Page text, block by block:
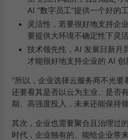
AI “数字员工”提供一个好的
灵活性，若要很好地支持企
要提供大环境不确定性下灵
技术领先性，AI 发展日新月
才能很好地支持企业的 AI 创
“所以，企业选择云服务商不光要
还要看其是否以云为主业、是否
期、高强度投入，未来还能保持
其次，企业也需要聚合且治理过
时代，企业独有的、能给企业带